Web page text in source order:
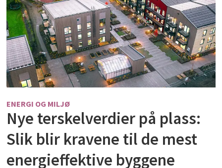
ENERGI OG MILJØ
Nye terskelverdier på plass:
Slik blir kravene til de mest
energieffektive byggene